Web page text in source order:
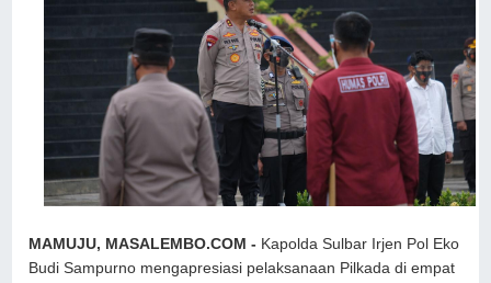
MAMUJU, MASALEMBO.COM - Kapolda Sulbar Irjen Pol Eko
Budi Sampurno mengapresiasi pelaksanaan Pilkada di empat